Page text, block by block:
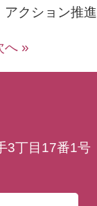
アクション推
へ »
3丁目17番1号